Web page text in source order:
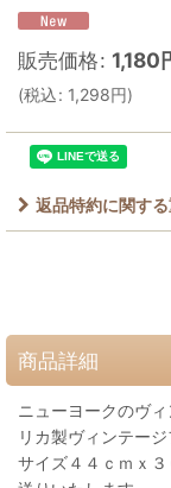
販売価格: 1,180
(税込: 1,298円)
返品特約に関す
商品詳細
ニューヨークのヴ
リカ製ヴィンテー
サイズ４４ｃｍｘ